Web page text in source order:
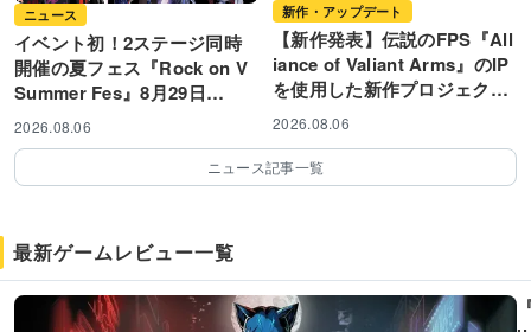
ニュース
イベント初！2ステージ同時
開催の夏フェス『Rock on V
Summer Fes』8月29日
（土）開催決定！
2026.08.06
新作・アップデート
【新作発表】伝説のFPS『All
iance of Valiant Arms』のIP
を使用した新作プロジェクト
が始動...
2026.08.06
ニュース記事一覧
最新ゲームレビュー一覧